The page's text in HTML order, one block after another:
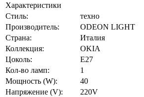
Характеристики
Стиль:
техно
Производитель:
ODEON LIGHT
Страна:
Италия
Коллекция:
OKIA
Цоколь:
E27
Кол-во ламп:
1
Мощность (W):
40
Напряжение (V):
220V